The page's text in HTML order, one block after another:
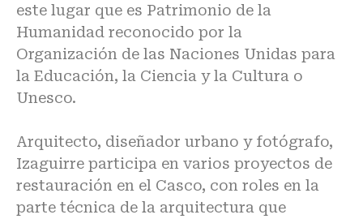
este lugar que es Patrimonio de la
Humanidad reconocido por la
Organización de las Naciones Unidas para
la Educación, la Ciencia y la Cultura o
Unesco.
Arquitecto, diseñador urbano y fotógrafo,
Izaguirre participa en varios proyectos de
restauración en el Casco, con roles en la
parte técnica de la arquitectura que